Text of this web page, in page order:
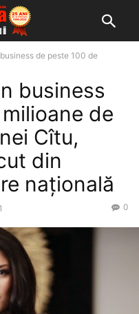
de peste 100 de
business
de
Cîtu,
din
națională
0